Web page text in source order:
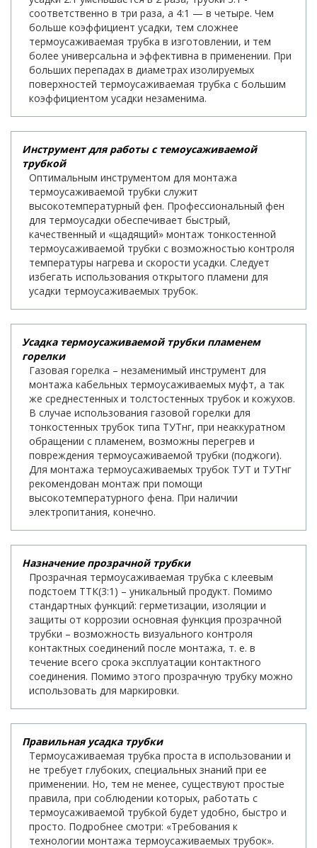
соответственно в три раза, а 4:1 — в четыре. Чем
больше коэффициент усадки, тем сложнее
термоусаживаемая трубка в изготовлении, и тем
более универсальна и эффективна в применении. При
больших перепадах в диаметрах изолируемых
поверхностей термоусаживаемая трубка с большим
коэффициентом усадки незаменима.
Инструмент для работы с темоусаживаемой
трубкой
Оптимальным инструментом для монтажа
термоусаживаемой трубки служит
высокотемпературный фен. Профессиональный фен
для термоусадки обеспечивает быстрый,
качественный и «щадящий» монтаж тонкостенной
термоусаживаемой трубки с возможностью контроля
температуры нагрева и скорости усадки. Следует
избегать использования открытого пламени для
усадки термоусаживаемых трубок.
Усадка термоусаживаемой трубки пламенем
горелки
Газовая горелка – незаменимый инструмент для
монтажа кабельных термоусаживаемых муфт, а так
же среднестенных и толстостенных трубок и кожухов.
В случае использования газовой горелки для
тонкостенных трубок типа ТУТнг, при неаккуратном
обращении с пламенем, возможны перегрев и
повреждения термоусаживаемой трубки (поджоги).
Для монтажа термоусаживаемых трубок ТУТ и ТУТнг
рекомендован монтаж при помощи
высокотемпературного фена. При наличии
электропитания, конечно.
Назначение прозрачной трубки
Прозрачная термоусаживаемая трубка с клеевым
подстоем ТТК(3:1) – уникальный продукт. Помимо
стандартных функций: герметизации, изоляции и
защиты от коррозии основная функция прозрачной
трубки – возможность визуального контроля
контактных соединений после монтажа, т. е. в
течение всего срока эксплуатации контактного
соединения. Помимо этого прозрачную трубку можно
использовать для маркировки.
Правильная усадка трубки
Термоусаживаемая трубка проста в использовании и
не требует глубоких, специальных знаний при ее
применении. Но, тем не менее, существуют простые
правила, при соблюдении которых, работать с
термоусаживаемой трубкой будет удобно, быстро и
просто. Подробнее смотри: «Требования к
технологии монтажа термоусаживаемых трубок».